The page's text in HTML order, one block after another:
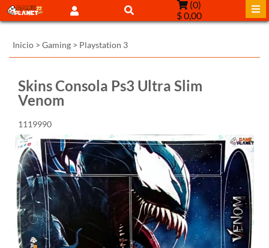
(0)
$ 0,00
Inicio > Gaming > Playstation 3
Skins Consola Ps3 Ultra Slim
Venom
1119990